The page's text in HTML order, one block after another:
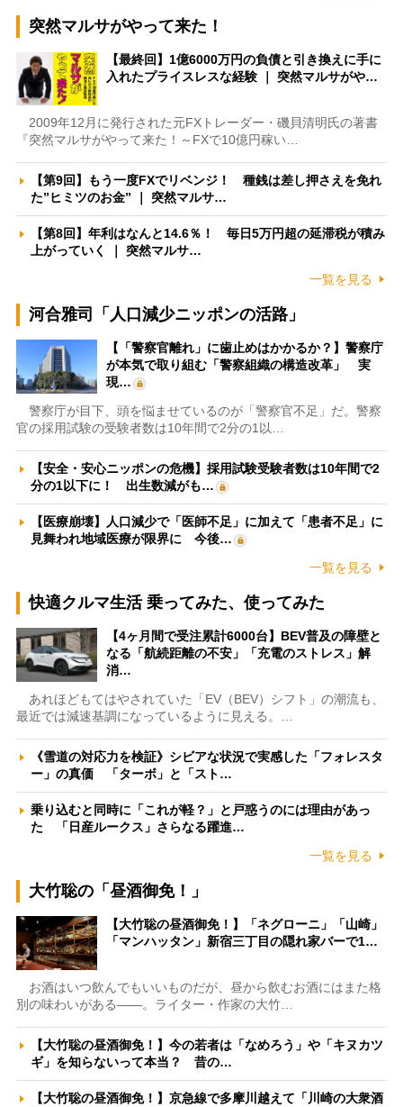
突然マルサがやって来た！
【最終回】1億6000万円の負債と引き換えに手に
入れたプライスレスな経験 ｜ 突然マルサがや…
2009年12月に発行された元FXトレーダー・磯貝清明氏の著書
『突然マルサがやって来た！～FXで10億円稼い…
【第9回】もう一度FXでリベンジ！ 種銭は差し押さえを免れ
た”ヒミツのお金” ｜ 突然マルサ…
【第8回】年利はなんと14.6％！ 毎日5万円超の延滞税が積み
上がっていく ｜ 突然マルサ…
一覧を見る
河合雅司「人口減少ニッポンの活路」
【「警察官離れ」に歯止めはかかるか？】警察庁
が本気で取り組む「警察組織の構造改革」 実
現…
警察庁が目下、頭を悩ませているのが「警察官不足」だ。警察
官の採用試験の受験者数は10年間で2分の1以…
【安全・安心ニッポンの危機】採用試験受験者数は10年間で2
分の1以下に！ 出生数減がも…
【医療崩壊】人口減少で「医師不足」に加えて「患者不足」に
見舞われ地域医療が限界に 今後…
一覧を見る
快適クルマ生活 乗ってみた、使ってみた
【4ヶ月間で受注累計6000台】BEV普及の障壁と
なる「航続距離の不安」「充電のストレス」解
消…
あれほどもてはやされていた「EV（BEV）シフト」の潮流も、
最近では減速基調になっているように見える。…
《雪道の対応力を検証》シビアな状況で実感した「フォレスタ
ー」の真価 「ターボ」と「スト…
乗り込むと同時に「これが軽？」と戸惑うのには理由があっ
た 「日産ルークス」さらなる躍進…
一覧を見る
大竹聡の「昼酒御免！」
【大竹聡の昼酒御免！】「ネグローニ」「山崎」
「マンハッタン」新宿三丁目の隠れ家バーで1…
お酒はいつ飲んでもいいものだが、昼から飲むお酒にはまた格
別の味わいがある――。ライター・作家の大竹…
【大竹聡の昼酒御免！】今の若者は「なめろう」や「キヌカツ
ギ」を知らないって本当？ 昔の…
【大竹聡の昼酒御免！】京急線で多摩川越えて「川崎の大衆酒